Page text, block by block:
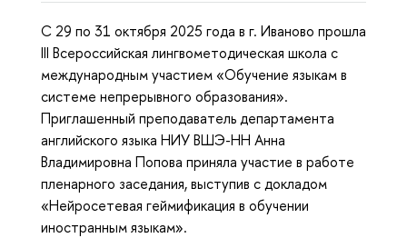
С 29 по 31 октября 2025 года в г. Иваново прошла
III Всероссийская лингвометодическая школа с
международным участием «Обучение языкам в
системе непрерывного образования».
Приглашенный преподаватель департамента
английского языка НИУ ВШЭ-НН Анна
Владимировна Попова приняла участие в работе
пленарного заседания, выступив с докладом
«Нейросетевая геймификация в обучении
иностранным языкам».